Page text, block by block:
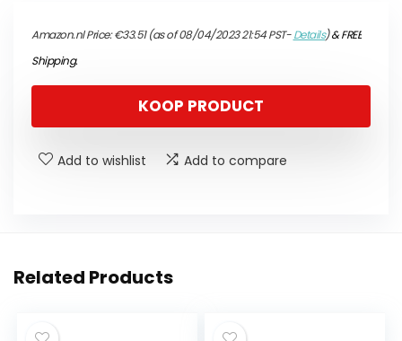
Amazon.nl Price:€33.51(as of 08/04/2023 21:54 PST-Details)&FREE
Shipping.
KOOP PRODUCT
Add to wishlist Add to compare
Related Products